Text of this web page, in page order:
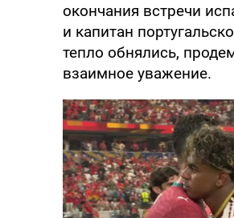
окончания встречи
и капитан
тепло обнялись,
взаимное уважение.